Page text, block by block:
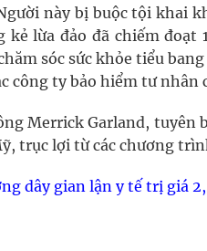
này bị buộc tội khai
lừa đảo đã chiếm đoạt
sóc sức khỏe tiểu
công ty bảo hiểm tư nhân
Merrick Garland, tuyên
trục lợi từ các chương
dây gian lận y tế trị giá